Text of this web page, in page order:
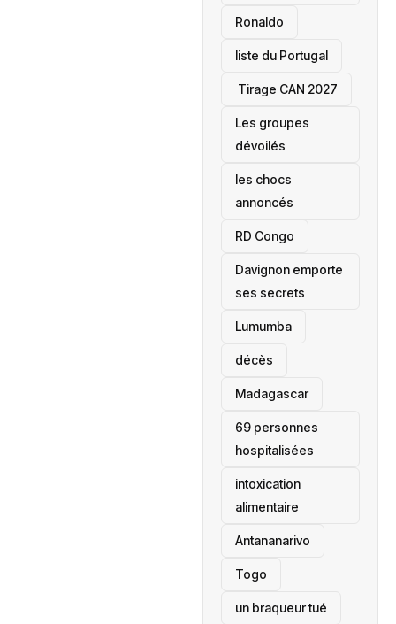
Ronaldo
liste du Portugal
‎ Tirage CAN 2027
Les groupes
dévoilés
les chocs
annoncés
‎RD Congo
Davignon emporte
ses secrets
Lumumba
décès
‎Madagascar
69 personnes
hospitalisées
intoxication
alimentaire
Antananarivo
‎Togo
un braqueur tué